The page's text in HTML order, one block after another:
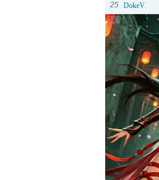
25 DokeV